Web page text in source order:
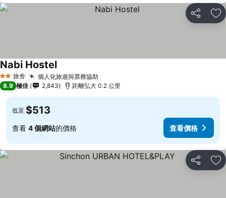
分享 放
2 星級旅舍 個人化旅遊與票務協助
Nabi Hostel
8.9 極佳 2,843 距離弘大 0.2 公里
低至 $513
查看 4 個網站的價格 查看價格
分享 放